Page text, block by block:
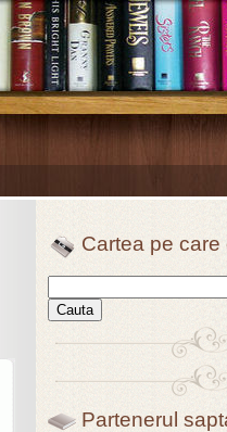
Cartea pe care
Partenerul